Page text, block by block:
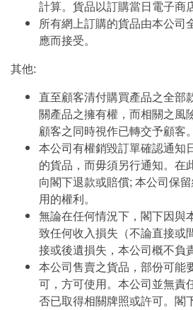
計算。貨品以訂購當日電子商
所有網上訂購的貨品由本公司
應而接受。
其他:
直至顧客清付購買產品之全部
關產品之擁有權，而相關之風
顧客之同時視作已轉交予顧客。
本公司有權銷毀訂單確認通知
的貨品，而毋須另行通知。在
向閣下退款或賠償; 本公司保
用的權利。
無論在任何情況下，閣下因與
致任何收入損失（不論直接或
接或後遺損失，本公司概不負
本公司售賣之貨品，部份可能
可，方可使用。本公司並無責
否已取得相關牌照或許可。閣